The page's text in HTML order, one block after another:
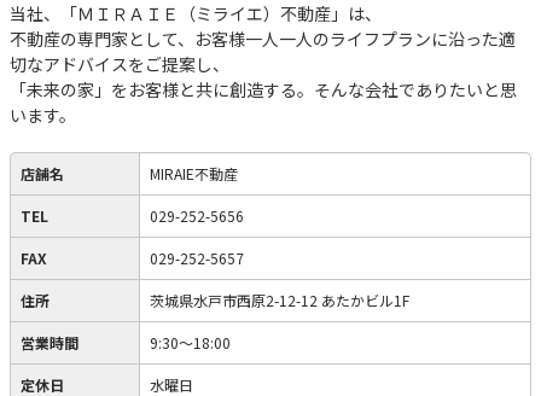
当社、「ＭＩＲＡＩＥ（ミライエ）不動産」は、
不動産の専門家として、お客様一人一人のライフプランに沿った適
切なアドバイスをご提案し、
「未来の家」をお客様と共に創造する。そんな会社でありたいと思
います。
店舗名 MIRAIE不動産
TEL 029-252-5656
FAX 029-252-5657
住所 茨城県水戸市西原2-12-12 あたかビル1F
営業時間 9:30～18:00
定休日 水曜日